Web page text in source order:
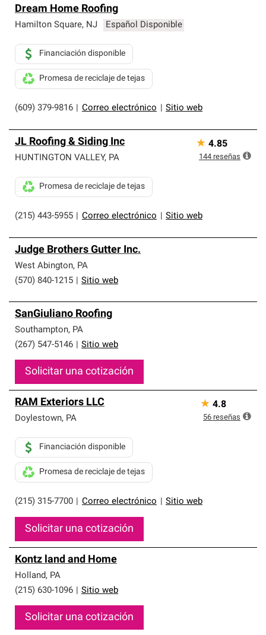
Dream Home Roofing
Hamilton Square, NJ Español Disponible
(609) 379-9816 Correo electrónico Sitio web
Financiación disponible
Promesa de reciclaje de tejas
JL Roofing & Siding Inc
HUNTINGTON VALLEY, PA
(215) 443-5955 Correo electrónico Sitio web
Promesa de reciclaje de tejas
★ 4.85
144 reseñas
Judge Brothers Gutter Inc.
West Abington, PA
(570) 840-1215
Sitio web
SanGiuliano Roofing
Southampton, PA
(267) 547-5146
Sitio web
Solicitar una cotización
RAM Exteriors LLC
Doylestown, PA
(215) 315-7700 Correo electrónico Sitio web
Financiación disponible
Promesa de reciclaje de tejas
Solicitar una cotización
★ 4.8
56 reseñas
Kontz land and Home
Holland, PA
(215) 630-1096
Sitio web
Solicitar una cotización